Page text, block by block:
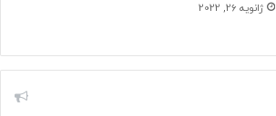
ژانویه 26, 2022